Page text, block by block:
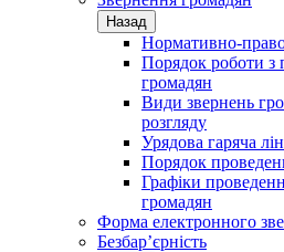
Назад
Нормативно-
Порядок роботи з
громадян
Види звернень
розгляду
Урядова гаряча
Порядок
Графіки
громадян
Форма електронного
Безбар’єрність